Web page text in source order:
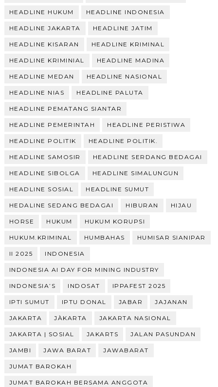
HEADLINE HUKUM HEADLINE INDONESIA
HEADLINE JAKARTA HEADLINE JATIM
HEADLINE KISARAN HEADLINE KRIMINAL
HEADLINE KRIMINIAL HEADLINE MADINA
HEADLINE MEDAN HEADLINE NASIONAL
HEADLINE NIAS HEADLINE PALUTA
HEADLINE PEMATANG SIANTAR
HEADLINE PEMERINTAH HEADLINE PERISTIWA
HEADLINE POLITIK HEADLINE POLITIK.
HEADLINE SAMOSIR HEADLINE SERDANG BEDAGAI
HEADLINE SIBOLGA HEADLINE SIMALUNGUN
HEADLINE SOSIAL HEADLINE SUMUT
HEDALINE SEDANG BEDAGAI HIBURAN HIJAU
HORSE HUKUM HUKUM KORUPSI
HUKUM.KRIMINAL HUMBAHAS HUMISAR SIANIPAR
II 2025 INDONESIA
INDONESIA AI DAY FOR MINING INDUSTRY
INDONESIA’S INDOSAT IPPAFEST 2025
IPTI SUMUT IPTU DONAL JABAR JAJANAN
JAKARTA JÀKARTA JAKARTA NASIONAL
JAKARTA | SOSIAL JAKARTS JALAN PASUNDAN
JAMBI JAWA BARAT JAWABARAT
JUMAT BAROKAH
JUMAT BAROKAH BERSAMA ANGGOTA